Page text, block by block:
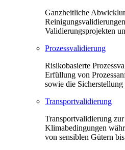
Ganzheitliche
Validierungsprojekten
Prozessvalidierung
Risikobasierte
Erfüllung von
sowie die
Transportvalidierung
Transportvalidierung
Klimabedingungen
von sensiblen Gütern